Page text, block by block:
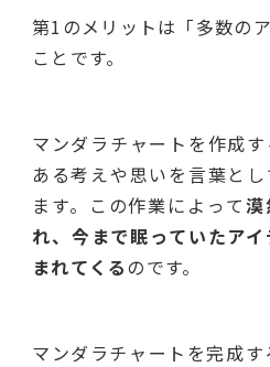
第1のメリットは「多数の
ことです。
マンダラチャートを作成
ある考えや思いを言葉と
ます。この作業によって漠
れ、今まで眠っていたア
まれてくるのです。
マンダラチャートを完成